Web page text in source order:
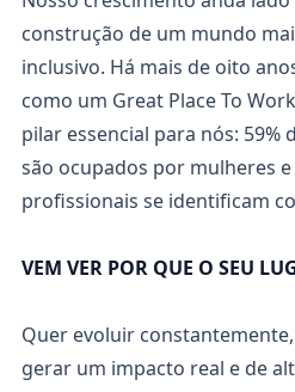
construção de um mundo
inclusivo. Há mais de oito
como um Great Place To
pilar essencial para nós: 59%
são ocupados por mulheres e
profissionais se identificam
VEM VER POR QUE O SEU
Quer evoluir
gerar um impacto real e de